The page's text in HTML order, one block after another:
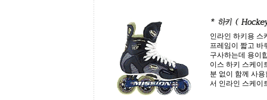
인라인 하키용 스
프레임이 짧고 바
구사하는데 용이
이스 하키 스케이
분 없이 함께 사
서 인라인 스케이